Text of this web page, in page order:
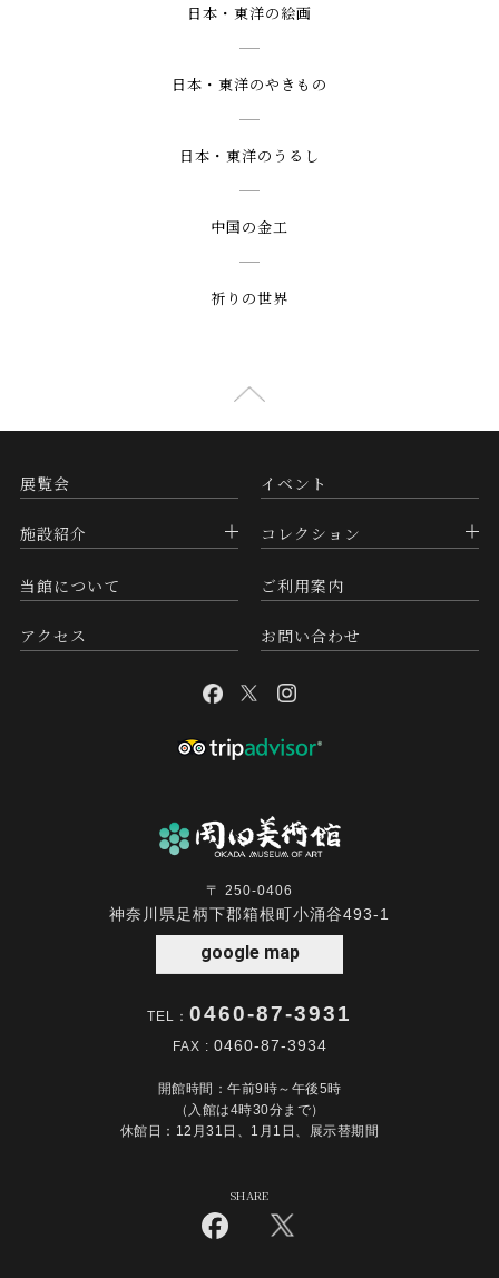
日本・東洋の絵画
日本・東洋のやきもの
日本・東洋のうるし
中国の金工
祈りの世界
展覧会
施設紹介
当館について
アクセス
イベント
コレクション
ご利用案内
お問い合わせ
〒 250-0406
神奈川県足柄下郡箱根町小涌谷493-1
google map
TEL： 0460-87-3931
FAX : 0460-87-3934
開館時間：午前9時～午後5時
（入館は4時30分まで）
休館日：12月31日、1月1日、展示替期間
SHARE